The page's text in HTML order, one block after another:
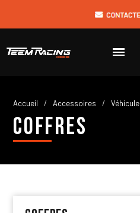
Accueil Accessoires Véhicule
Coffres